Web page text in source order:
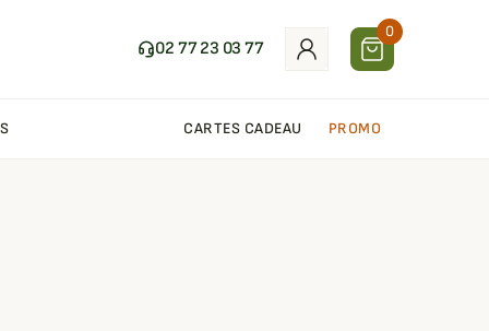
02 77 23 03 77
0
CARTES CADEAU PROMO